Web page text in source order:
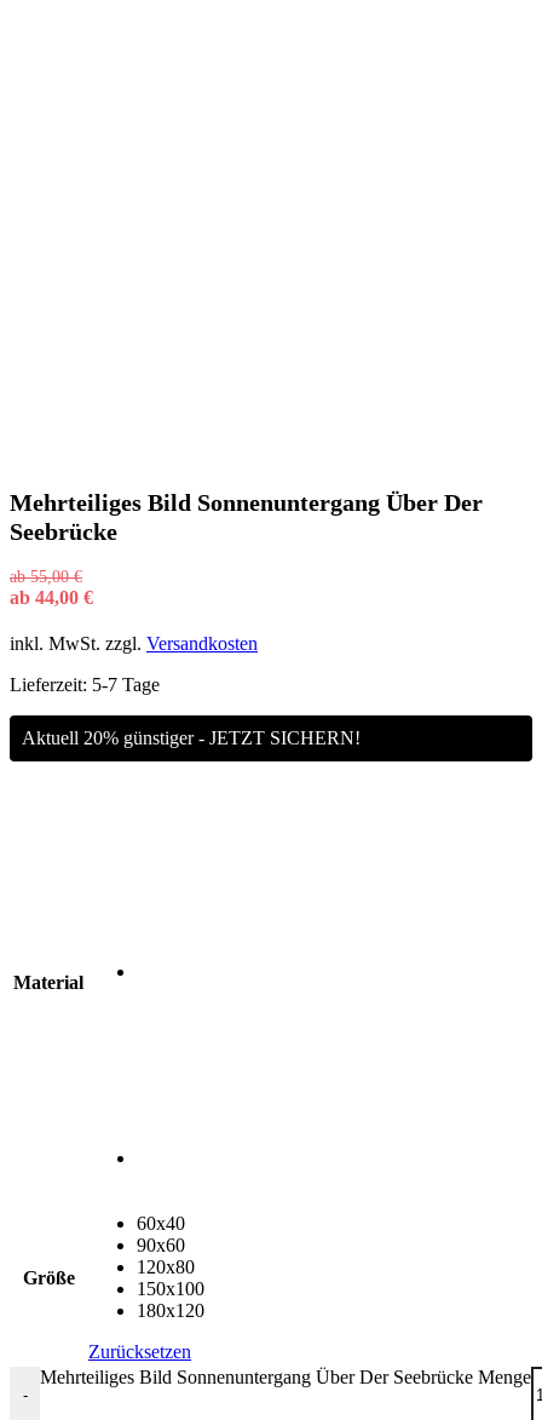
Mehrteiliges Bild Sonnenuntergang Über Der
Seebrücke
ab55,00€
ab 44,00 €
inkl. MwSt. zzgl. Versandkosten
Lieferzeit: 5-7 Tage
Aktuell 20% günstiger - JETZT SICHERN!
Material
Größe
60x40
90x60
120x80
150x100
180x120
Zurücksetzen
-
Mehrteiliges Bild Sonnenuntergang Über Der Seebrücke Menge